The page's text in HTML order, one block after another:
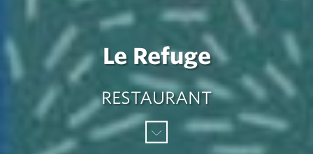
Le Refuge
RESTAURANT